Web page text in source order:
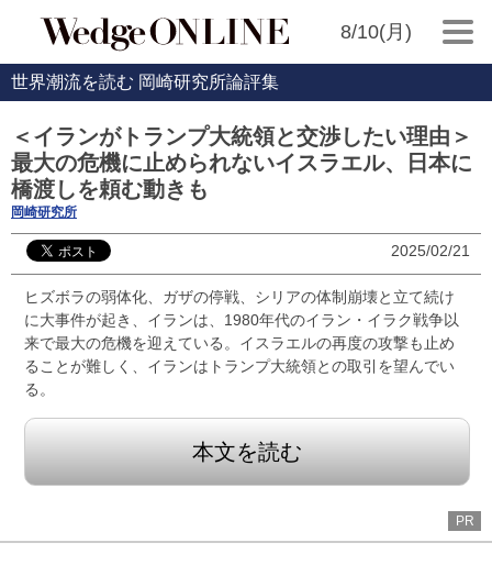
8/10(月)
世界潮流を読む 岡崎研究所論評集
＜イランがトランプ大統領と交渉したい理由＞
最大の危機に止められないイスラエル、日本に
橋渡しを頼む動きも
岡崎研究所
2025/02/21
ヒズボラの弱体化、ガザの停戦、シリアの体制崩壊と立て続け
に大事件が起き、イランは、1980年代のイラン・イラク戦争以
来で最大の危機を迎えている。イスラエルの再度の攻撃も止め
ることが難しく、イランはトランプ大統領との取引を望んでい
る。
本文を読む
PR